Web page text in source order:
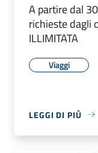
A partire dal
richieste dagli
ILLIMITATA
Viaggi
LEGGI DI PIÙ